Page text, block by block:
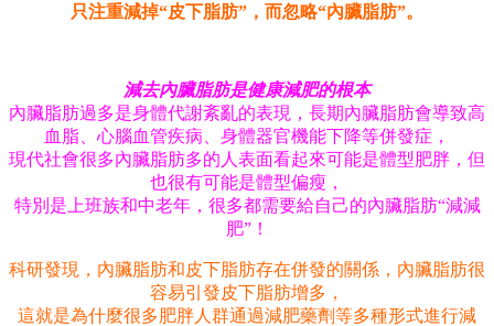
只注重減掉“皮下脂肪”，而忽略“內臟脂肪”。
減去內臟脂肪是健康減肥的根本
內臟脂肪過多是身體代謝紊亂的表現，長期內臟脂肪會導致高
血脂、心腦血管疾病、身體器官機能下降等併發症，
現代社會很多內臟脂肪多的人表面看起來可能是體型肥胖，但
也很有可能是體型偏瘦，
特別是上班族和中老年，很多都需要給自己的內臟脂肪“減減
肥”！
科研發現，內臟脂肪和皮下脂肪存在併發的關係，內臟脂肪很
容易引發皮下脂肪增多，
這就是為什麼很多肥胖人群通過減肥藥劑等多種形式進行減